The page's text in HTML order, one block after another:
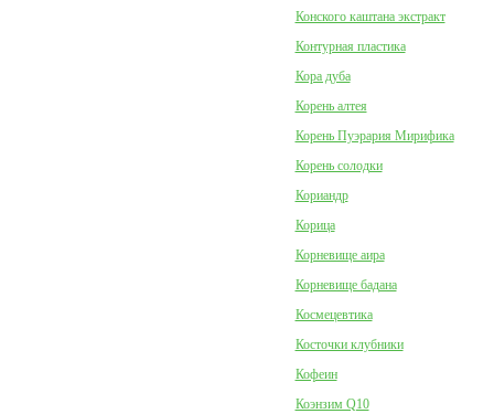
Конского каштана экстракт
Контурная пластика
Кора дуба
Корень алтея
Корень Пуэрария Мирифика
Корень солодки
Кориандр
Корица
Корневище аира
Корневище бадана
Космецевтика
Косточки клубники
Кофеин
Коэнзим Q10